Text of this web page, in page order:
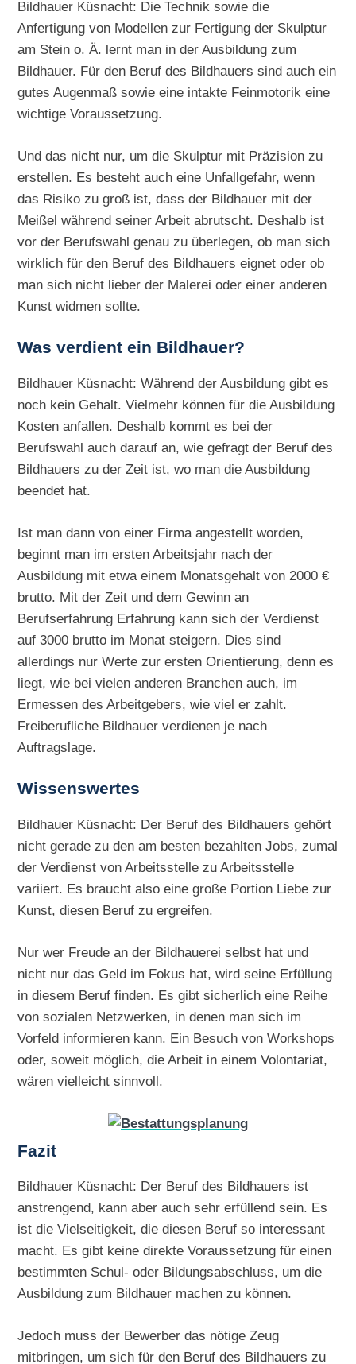
Bildhauer Küsnacht: Die Technik sowie die
Anfertigung von Modellen zur Fertigung der Skulptur
am Stein o. Ä. lernt man in der Ausbildung zum
Bildhauer. Für den Beruf des Bildhauers sind auch ein
gutes Augenmaß sowie eine intakte Feinmotorik eine
wichtige Voraussetzung.
Und das nicht nur, um die Skulptur mit Präzision zu
erstellen. Es besteht auch eine Unfallgefahr, wenn
das Risiko zu groß ist, dass der Bildhauer mit der
Meißel während seiner Arbeit abrutscht. Deshalb ist
vor der Berufswahl genau zu überlegen, ob man sich
wirklich für den Beruf des Bildhauers eignet oder ob
man sich nicht lieber der Malerei oder einer anderen
Kunst widmen sollte.
Was verdient ein Bildhauer?
Bildhauer Küsnacht: Während der Ausbildung gibt es
noch kein Gehalt. Vielmehr können für die Ausbildung
Kosten anfallen. Deshalb kommt es bei der
Berufswahl auch darauf an, wie gefragt der Beruf des
Bildhauers zu der Zeit ist, wo man die Ausbildung
beendet hat.
Ist man dann von einer Firma angestellt worden,
beginnt man im ersten Arbeitsjahr nach der
Ausbildung mit etwa einem Monatsgehalt von 2000 €
brutto. Mit der Zeit und dem Gewinn an
Berufserfahrung Erfahrung kann sich der Verdienst
auf 3000 brutto im Monat steigern. Dies sind
allerdings nur Werte zur ersten Orientierung, denn es
liegt, wie bei vielen anderen Branchen auch, im
Ermessen des Arbeitgebers, wie viel er zahlt.
Freiberufliche Bildhauer verdienen je nach
Auftragslage.
Wissenswertes
Bildhauer Küsnacht: Der Beruf des Bildhauers gehört
nicht gerade zu den am besten bezahlten Jobs, zumal
der Verdienst von Arbeitsstelle zu Arbeitsstelle
variiert. Es braucht also eine große Portion Liebe zur
Kunst, diesen Beruf zu ergreifen.
Nur wer Freude an der Bildhauerei selbst hat und
nicht nur das Geld im Fokus hat, wird seine Erfüllung
in diesem Beruf finden. Es gibt sicherlich eine Reihe
von sozialen Netzwerken, in denen man sich im
Vorfeld informieren kann. Ein Besuch von Workshops
oder, soweit möglich, die Arbeit in einem Volontariat,
wären vielleicht sinnvoll.
Fazit
Bildhauer Küsnacht: Der Beruf des Bildhauers ist
anstrengend, kann aber auch sehr erfüllend sein. Es
ist die Vielseitigkeit, die diesen Beruf so interessant
macht. Es gibt keine direkte Voraussetzung für einen
bestimmten Schul- oder Bildungsabschluss, um die
Ausbildung zum Bildhauer machen zu können.
Jedoch muss der Bewerber das nötige Zeug
mitbringen, um sich für den Beruf des Bildhauers zu